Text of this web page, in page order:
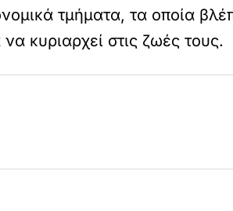
τμήματα, τα οποία
κυριαρχεί στις ζωές τους.